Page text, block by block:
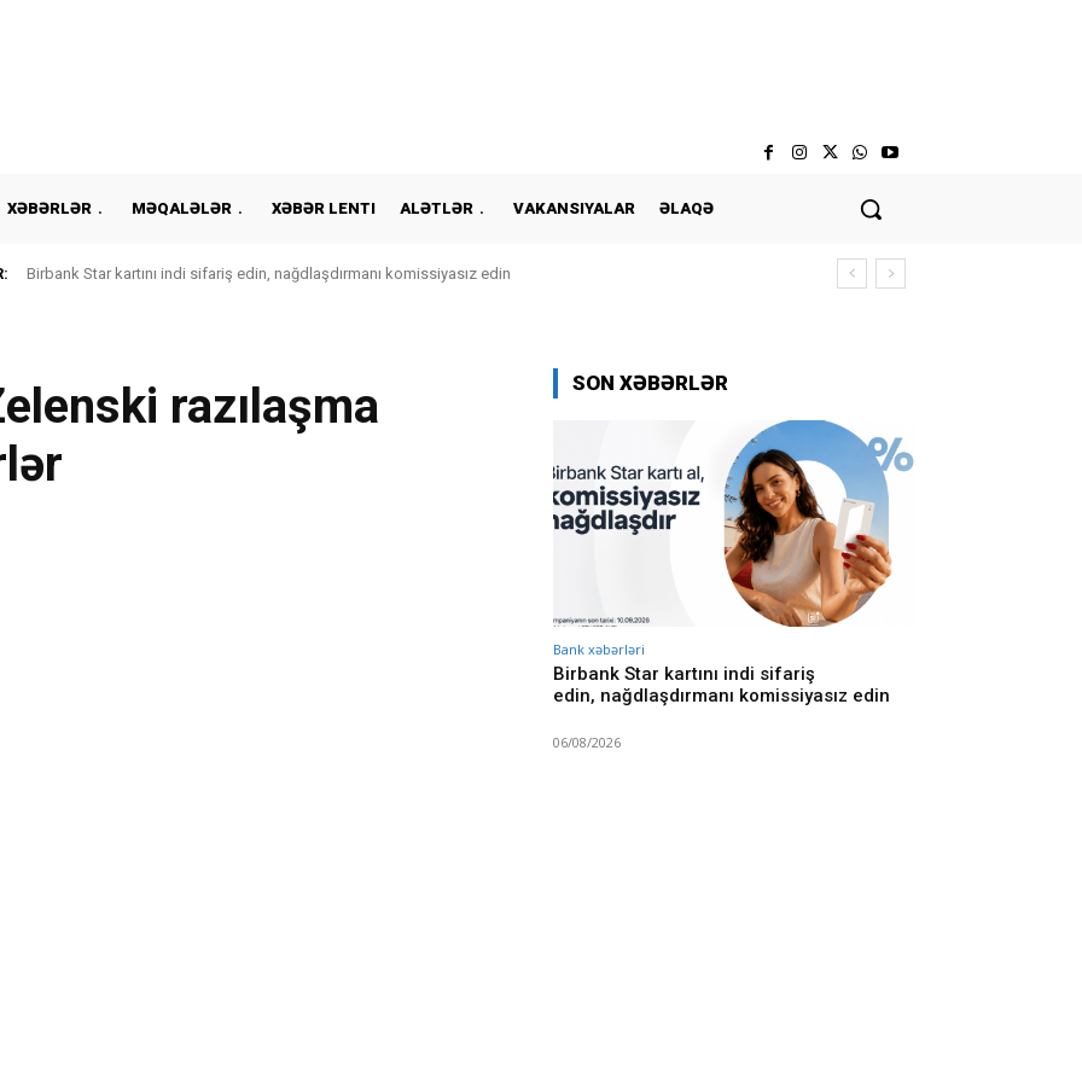
XƏBƏRLƏR MƏQALƏLƏR XƏBƏR LENTI ALƏTLƏR VAKANSIYALAR ƏLAQƏ
Birbank Star kartını indi sifariş edin, nağdlaşdırmanı komissiyasız edin
razılaşma
SON XƏBƏRLƏR
Bank xəbərləri
Birbank Star kartını indi sifariş
edin, nağdlaşdırmanı komissiyasız edin
06/08/2026